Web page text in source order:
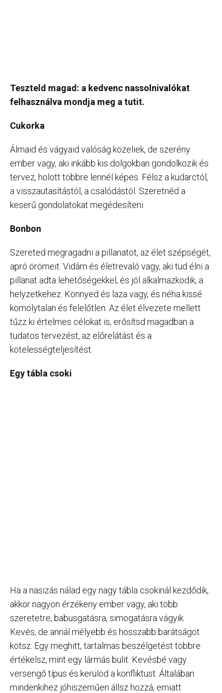
Teszteld magad: a kedvenc nassolnivalókat
felhasználva mondja meg a tutit.
Cukorka
Álmaid és vágyaid valóság közeliek, de szerény
ember vagy, aki inkább kis dolgokban gondolkozik és
tervez, holott többre lennél képes. Félsz a kudarctól,
a visszautasítástól, a csalódástól. Szeretnéd a
keserű gondolatokat megédesíteni.
Bonbon
Szereted megragadni a pillanatot, az élet szépségét,
apró örömeit. Vidám és életrevaló vagy, aki tud élni a
pillanat adta lehetőségekkel, és jól alkalmazkodik, a
helyzetkehez. Könnyed és laza vagy, és néha kissé
komolytalan és felelőtlen. Az élet élvezete mellett
tűzz ki értelmes célokat is, erősítsd magadban a
tudatos tervezést, az előrelátást és a
kötelességteljesítést.
Egy tábla csoki
Ha a nasizás nálad egy nagy tábla csokinál kezdődik,
akkor nagyon érzékeny ember vagy, aki több
szeretetre, babusgatásra, simogatásra vágyik.
Kevés, de annál mélyebb és hosszabb barátságot
kötsz. Egy meghitt, tartalmas beszélgetést többre
értékelsz, mint egy lármás bulit. Kevésbé vagy
versengő típus és kerülöd a konfliktust. Általában
mindenkihez jóhiszeműen állsz hozzá, emiatt